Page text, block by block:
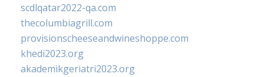
scdlqatar2022-qa.com
thecolumbiagrill.com
provisionscheeseandwineshoppe.com
khedi2023.org
akademikgeriatri2023.org